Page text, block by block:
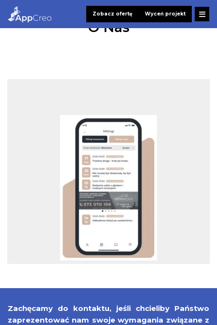
Zobacz ofertę Wyceń projekt
O Nas
Zachęcamy do kontaktu, jeśli chcieliby Państwo
zaprezentować nam swoje wymagania związane z